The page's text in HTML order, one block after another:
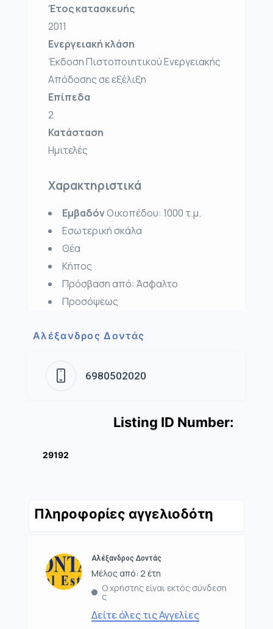
Έτος κατασκευής
2011
Ενεργειακή κλάση
Έκδοση Πιστοποιητικού Ενεργειακής
Απόδοσης σε εξέλιξη
Επίπεδα
2
Κατάσταση
Ημιτελές
Χαρακτηριστικά
ΕμβαδόνΟικοπέδου: 1000 τ.μ.
Εσωτερική σκάλα
Θέα
Κήπος
Πρόσβαση από: Άσφαλτο
Προσόψεως
Αλέξανδρος Δοντάς
6980502020
Listing ID Number:
29192
Πληροφορίες αγγελιοδότη
Αλέξανδρος Δοντάς
Μέλος από: 2 έτη
Ο χρήστης είναι εκτός σύνδεση
ς
Δείτε όλες τις Αγγελίες